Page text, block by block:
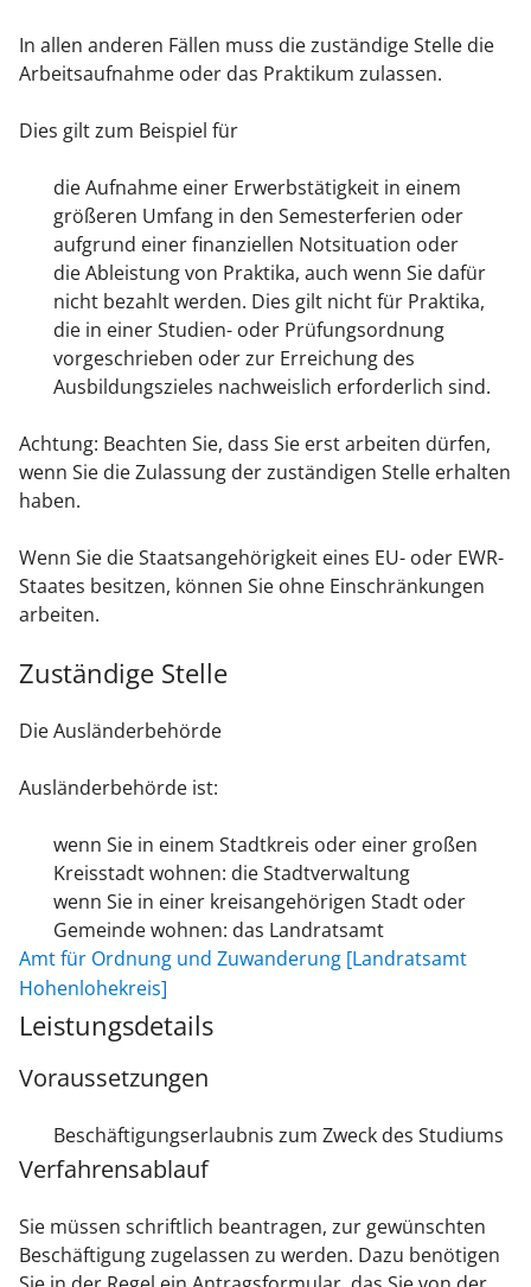
In allen anderen Fällen muss die zuständige Stelle die
Arbeitsaufnahme oder das Praktikum zulassen.
Dies gilt zum Beispiel für
die Aufnahme einer Erwerbstätigkeit in einem
größeren Umfang in den Semesterferien oder
aufgrund einer finanziellen Notsituation oder
die Ableistung von Praktika, auch wenn Sie dafür
nicht bezahlt werden. Dies gilt nicht für Praktika,
die in einer Studien- oder Prüfungsordnung
vorgeschrieben oder zur Erreichung des
Ausbildungszieles nachweislich erforderlich sind.
Achtung: Beachten Sie, dass Sie erst arbeiten dürfen,
wenn Sie die Zulassung der zuständigen Stelle erhalten
haben.
Wenn Sie die Staatsangehörigkeit eines EU- oder EWR-
Staates besitzen, können Sie ohne Einschränkungen
arbeiten.
Zuständige Stelle
Die Ausländerbehörde
Ausländerbehörde ist:
wenn Sie in einem Stadtkreis oder einer großen
Kreisstadt wohnen: die Stadtverwaltung
wenn Sie in einer kreisangehörigen Stadt oder
Gemeinde wohnen: das Landratsamt
Amt für Ordnung und Zuwanderung [Landratsamt
Hohenlohekreis]
Leistungsdetails
Voraussetzungen
Beschäftigungserlaubnis zum Zweck des Studiums
Verfahrensablauf
Sie müssen schriftlich beantragen, zur gewünschten
Beschäftigung zugelassen zu werden. Dazu benötigen